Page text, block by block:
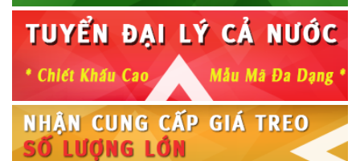
Dây HDMI Liton 2m
Giá gốc: 210 000 VNĐ